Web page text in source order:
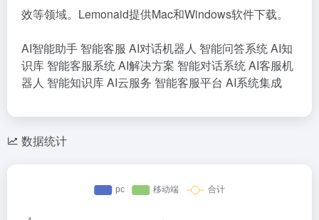
效等领域。Lemonaid提供Mac和Windows软件下载。
AI智能助手 智能客服 AI对话机器人 智能问答系统AI知
识库 智能客服系统AI解决方案 智能对话系统AI客服机
器人 智能知识库AI云服务 智能客服平台 AI系统集成
数据统计